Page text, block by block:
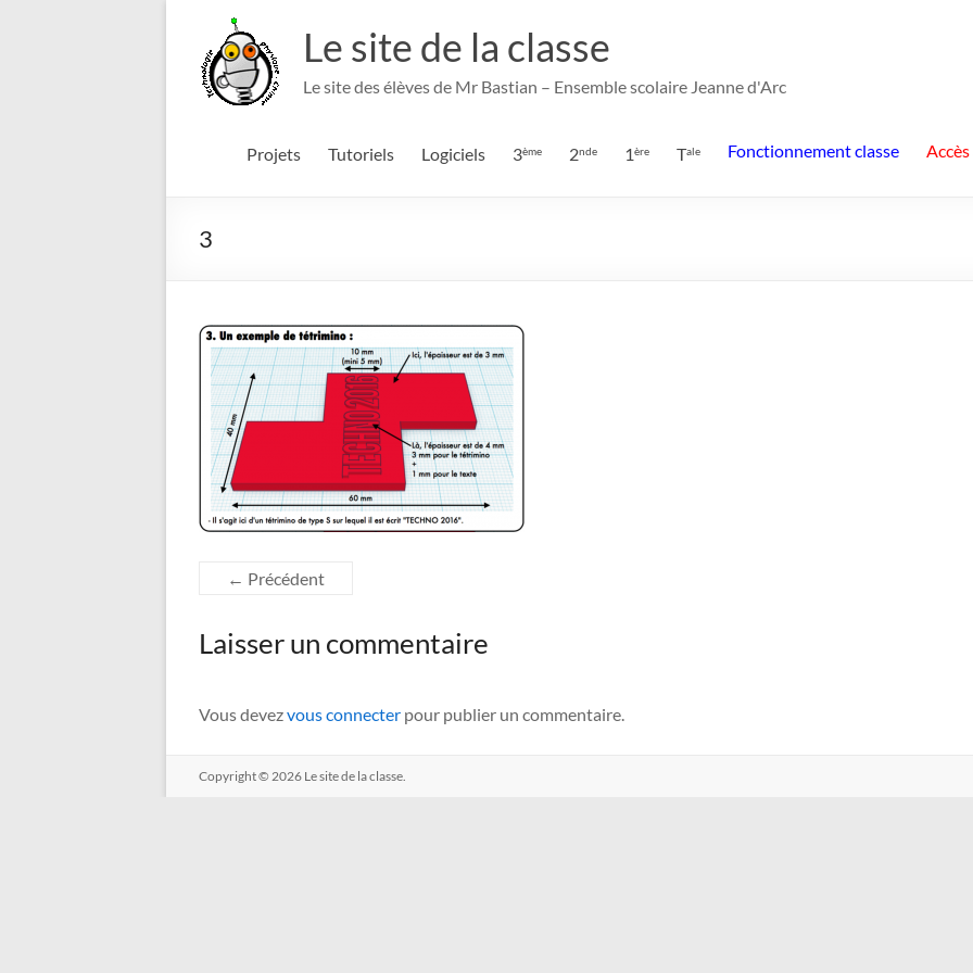
contenu
Le site de la classe
Le site des élèves de Mr Bastian – Ensemble scolaire Jeanne d'Arc
Projets Tutoriels Logiciels 3ème 2nde 1ère Tale Fonctionnement classe
3
← Précédent
Laisser un commentaire
Vous devezvous connecter pour publier un commentaire.
Copyright © 2026 Le site de la classe.